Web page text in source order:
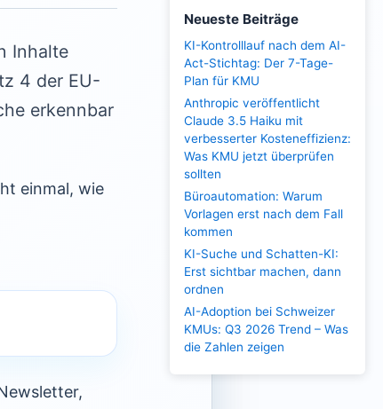
Inhalte
4 der EU-
erkennbar
einmal, wie
Neueste Beiträge
KI-Kontrolllauf nach dem AI-
Act-Stichtag: Der 7-Tage-
Plan für KMU
Anthropic veröffentlicht
Claude 3.5 Haiku mit
verbesserter Kosteneffizienz:
Was KMU jetzt überprüfen
sollten
Büroautomation: Warum
Vorlagen erst nach dem Fall
kommen
KI-Suche und Schatten-KI:
Erst sichtbar machen, dann
ordnen
AI-Adoption bei Schweizer
KMUs: Q3 2026 Trend – Was
die Zahlen zeigen